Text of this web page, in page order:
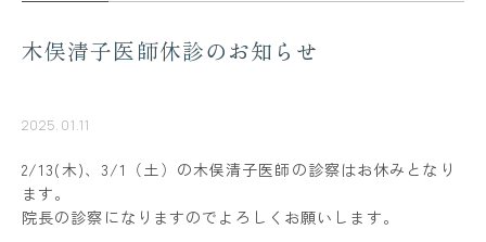
木俣清子医師休診のお知らせ
2025.01.11
2/13(木)、3/1（土）の木俣清子医師の診察はお休みとなり
ます。
院長の診察になりますのでよろしくお願いします。